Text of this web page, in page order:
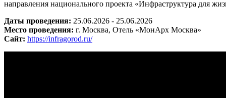
направления национального проекта «Инфраструктура для
Даты проведения: 25.06.2026 - 25.06.2026
Место проведения: г. Москва, Отель «МонАрх Москва»
Сайт: https://infragorod.ru/